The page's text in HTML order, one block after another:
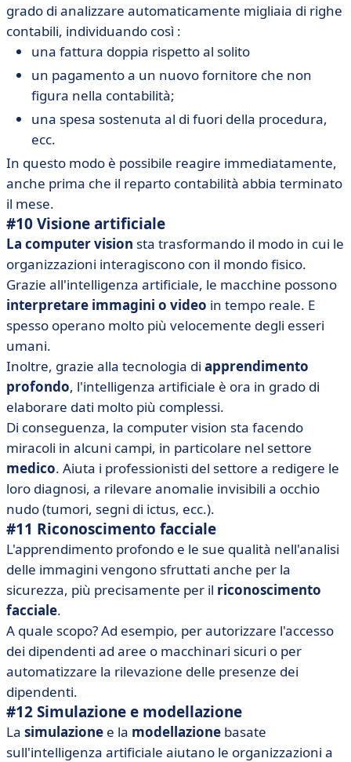
grado di analizzare automaticamente migliaia di righe
contabili, individuando così :
una fattura doppia rispetto al solito
un pagamento a un nuovo fornitore che non
figura nella contabilità;
una spesa sostenuta al di fuori della procedura,
ecc.
In questo modo è possibile reagire immediatamente,
anche prima che il reparto contabilità abbia terminato
il mese.
#10 Visione artificiale
La computer vision sta trasformando il modo in cui le
organizzazioni interagiscono con il mondo fisico.
Grazie all'intelligenza artificiale, le macchine possono
interpretare immagini o video in tempo reale. E
spesso operano molto più velocemente degli esseri
umani.
Inoltre, grazie alla tecnologia di apprendimento
profondo, l'intelligenza artificiale è ora in grado di
elaborare dati molto più complessi.
Di conseguenza, la computer vision sta facendo
miracoli in alcuni campi, in particolare nel settore
medico. Aiuta i professionisti del settore a redigere le
loro diagnosi, a rilevare anomalie invisibili a occhio
nudo (tumori, segni di ictus, ecc.).
#11 Riconoscimento facciale
L'apprendimento profondo e le sue qualità nell'analisi
delle immagini vengono sfruttati anche per la
sicurezza, più precisamente per il riconoscimento
facciale.
A quale scopo? Ad esempio, per autorizzare l'accesso
dei dipendenti ad aree o macchinari sicuri o per
automatizzare la rilevazione delle presenze dei
dipendenti.
#12 Simulazione e modellazione
La simulazione e la modellazione basate
sull'intelligenza artificiale aiutano le organizzazioni a